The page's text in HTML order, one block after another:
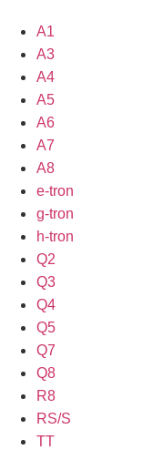
A1
A3
A4
A5
A6
A7
A8
e-tron
g-tron
h-tron
Q2
Q3
Q4
Q5
Q7
Q8
R8
RS/S
TT